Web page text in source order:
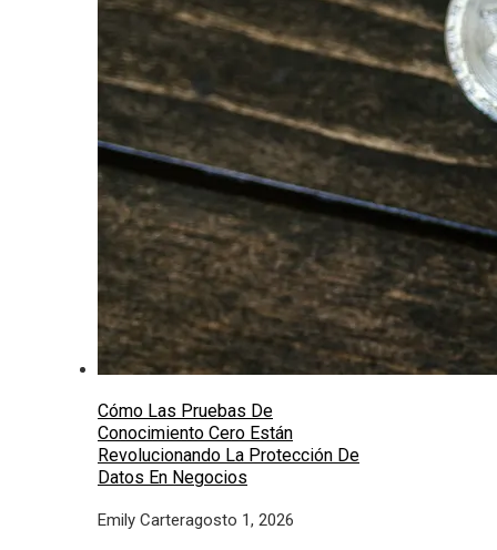
Cómo Las Pruebas De
Conocimiento Cero Están
Revolucionando La Protección De
Datos En Negocios
Emily Carteragosto 1, 2026